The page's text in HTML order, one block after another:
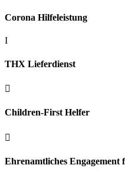
Corona Hilfeleistung
I
THX Lieferdienst

Children-First Helfer

Ehrenamtliches